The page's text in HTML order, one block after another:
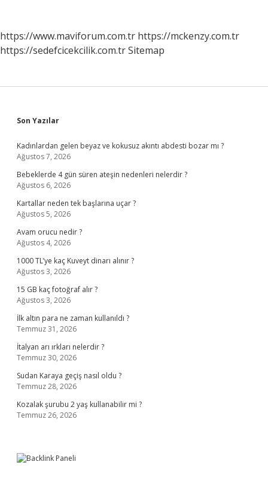
https://www.maviforum.com.tr https://mckenzy.com.tr
https://sedefcicekcilik.com.trSitemap
Sidebar
Son Yazılar
Kadınlardan gelen beyaz ve kokusuz akıntı abdesti bozar mı ?
Ağustos 7, 2026
Bebeklerde 4 gün süren ateşin nedenleri nelerdir ?
Ağustos 6, 2026
Kartallar neden tek başlarına uçar ?
Ağustos 5, 2026
Avam orucu nedir ?
Ağustos 4, 2026
1000 TL’ye kaç Kuveyt dinarı alınır ?
Ağustos 3, 2026
15 GB kaç fotoğraf alır ?
Ağustos 3, 2026
İlk altın para ne zaman kullanıldı ?
Temmuz 31, 2026
İtalyan arı ırkları nelerdir ?
Temmuz 30, 2026
Sudan Karaya geçiş nasıl oldu ?
Temmuz 28, 2026
Kozalak şurubu 2 yaş kullanabilir mi ?
Temmuz 26, 2026